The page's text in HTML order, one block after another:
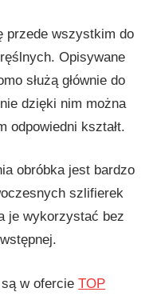
przede wszystkim do
Opisywane
służą głównie do
dzięki nim można
odpowiedni kształt.
obróbka jest bardzo
szlifierek
je wykorzystać bez
są w ofercieTOP